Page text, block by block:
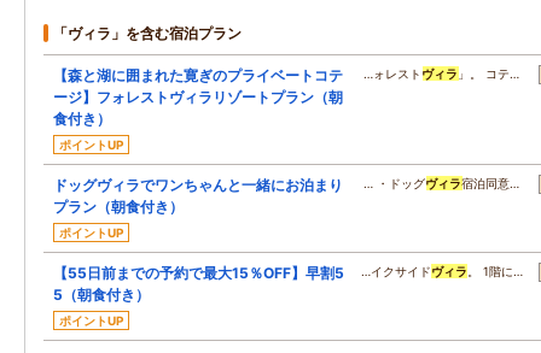
「ヴィラ」を含む宿泊プラン
【森と湖に囲まれた寛ぎのプライベートコテ
ージ】フォレストヴィラリゾートプラン（朝
食付き）
ポイントUP
…ォレスト ヴィラ 」。 コテ…
ドッグヴィラでワンちゃんと一緒にお泊まり
プラン（朝食付き）
ポイントUP
… ・ドッグヴィラ宿泊同意…
【55日前までの予約で最大15％OFF】早割5
5（朝食付き）
ポイントUP
…イクサイドヴィラ 。 1階に…